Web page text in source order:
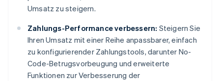
Umsatz zu steigern.
Zahlungs-Performance verbessern: Steigern Sie
Ihren Umsatz mit einer Reihe anpassbarer, einfach
zu konfigurierender Zahlungstools, darunter No-
Code-Betrugsvorbeugung und erweiterte
Funktionen zur Verbesserung der